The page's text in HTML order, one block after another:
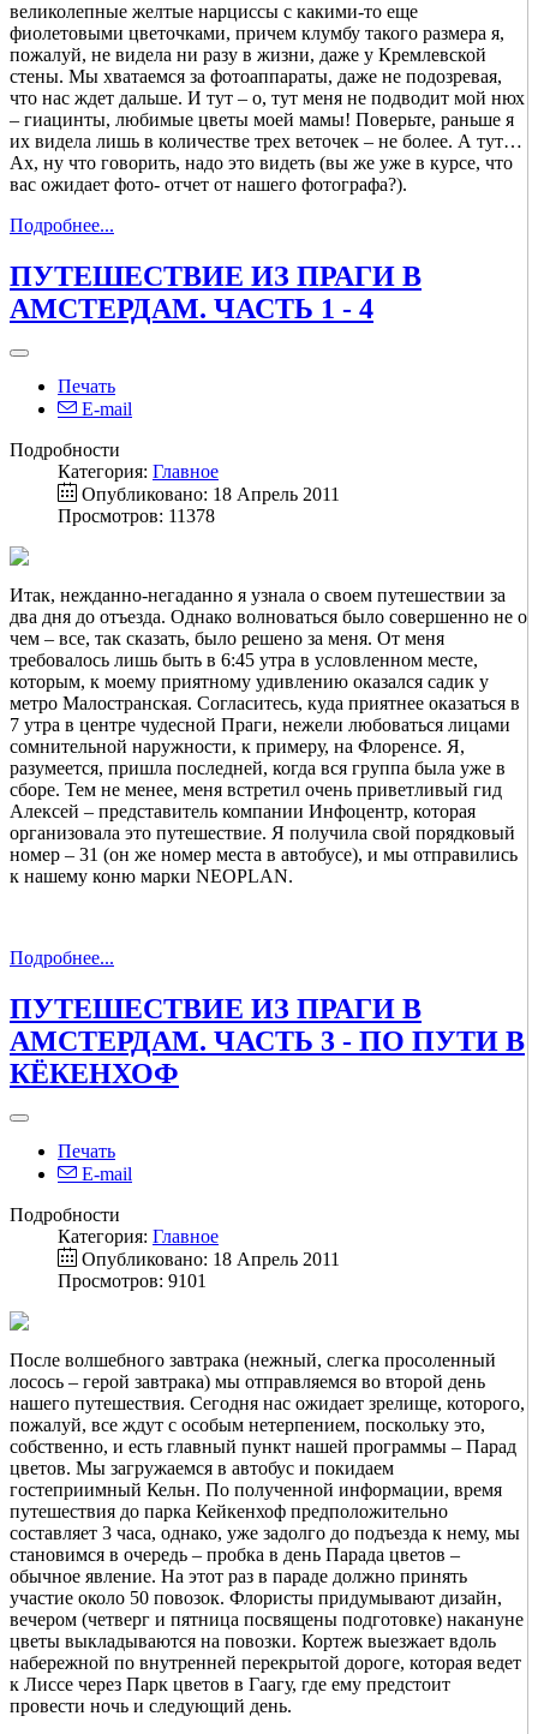
великолепные желтые нарциссы с какими-то еще
фиолетовыми цветочками, причем клумбу такого размера я,
пожалуй, не видела ни разу в жизни, даже у Кремлевской
стены. Мы хватаемся за фотоаппараты, даже не подозревая,
что нас ждет дальше. И тут – о, тут меня не подводит мой нюх
– гиацинты, любимые цветы моей мамы! Поверьте, раньше я
их видела лишь в количестве трех веточек – не более. А тут…
Ах, ну что говорить, надо это видеть (вы же уже в курсе, что
вас ожидает фото- отчет от нашего фотографа?).
Подробнее...
ПУТЕШЕСТВИЕ ИЗ ПРАГИ В
АМСТЕРДАМ. ЧАСТЬ 1 - 4
Печать
E-mail
Подробности
Категория: Главное
Опубликовано: 18 Апрель 2011
Просмотров: 11378
Итак, нежданно-негаданно я узнала о своем путешествии за
два дня до отъезда. Однако волноваться было совершенно не о
чем – все, так сказать, было решено за меня. От меня
требовалось лишь быть в 6:45 утра в условленном месте,
которым, к моему приятному удивлению оказался садик у
метро Малостранская. Согласитесь, куда приятнее оказаться в
7 утра в центре чудесной Праги, нежели любоваться лицами
сомнительной наружности, к примеру, на Флоренсе. Я,
разумеется, пришла последней, когда вся группа была уже в
сборе. Тем не менее, меня встретил очень приветливый гид
Алексей – представитель компании Инфоцентр, которая
организовала это путешествие. Я получила свой порядковый
номер – 31 (он же номер места в автобусе), и мы отправились
к нашему коню марки NEOPLAN.
Подробнее...
ПУТЕШЕСТВИЕ ИЗ ПРАГИ В
АМСТЕРДАМ. ЧАСТЬ 3 - ПО ПУТИ В
КЁКЕНХОФ
Печать
E-mail
Подробности
Категория: Главное
Опубликовано: 18 Апрель 2011
Просмотров: 9101
После волшебного завтрака (нежный, слегка просоленный
лосось – герой завтрака) мы отправляемся во второй день
нашего путешествия. Сегодня нас ожидает зрелище, которого,
пожалуй, все ждут с особым нетерпением, поскольку это,
собственно, и есть главный пункт нашей программы – Парад
цветов. Мы загружаемся в автобус и покидаем
гостеприимный Кельн. По полученной информации, время
путешествия до парка Кейкенхоф предположительно
составляет 3 часа, однако, уже задолго до подъезда к нему, мы
становимся в очередь – пробка в день Парада цветов –
обычное явление. На этот раз в параде должно принять
участие около 50 повозок. Флористы придумывают дизайн,
вечером (четверг и пятница посвящены подготовке) накануне
цветы выкладываются на повозки. Кортеж выезжает вдоль
набережной по внутренней перекрытой дороге, которая ведет
к Лиссе через Парк цветов в Гаагу, где ему предстоит
провести ночь и следующий день.